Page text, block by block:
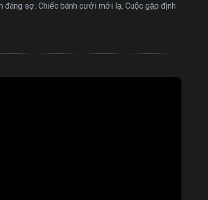
đáng sợ. Chiếc bánh cưới mới lạ. Cuộc gặp định